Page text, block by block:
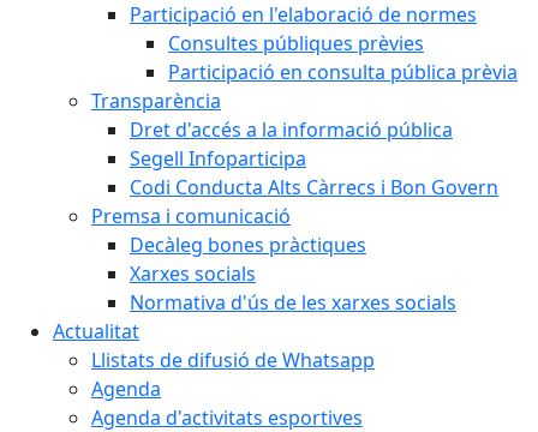
Participació en l'elaboració de normes
Consultes públiques prèvies
Participació en consulta pública prèvia
Transparència
Dret d'accés a la informació pública
Segell Infoparticipa
Codi Conducta Alts Càrrecs i Bon Govern
Premsa i comunicació
Decàleg bones pràctiques
Xarxes socials
Normativa d'ús de les xarxes socials
Actualitat
Llistats de difusió de Whatsapp
Agenda
Agenda d'activitats esportives